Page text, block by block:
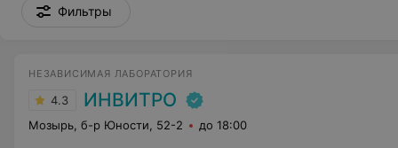
Фильтры
НЕЗАВИСИМАЯ ЛАБОРАТОРИЯ
4.3 ИНВИТРО
Мозырь, б-р Юности, 52-2 до 18:00